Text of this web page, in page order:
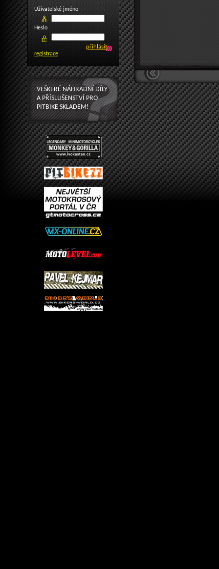
Uživatelské jméno
Heslo
registrace
VEŠKERÉ NÁHRADNÍ DÍLY
A PŘÍSLUŠENSTVÍ PRO
PITBIKE SKLADEM!